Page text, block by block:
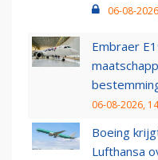
06-08-
Embraer
06-08-2026,
Boeing
Lufthansa